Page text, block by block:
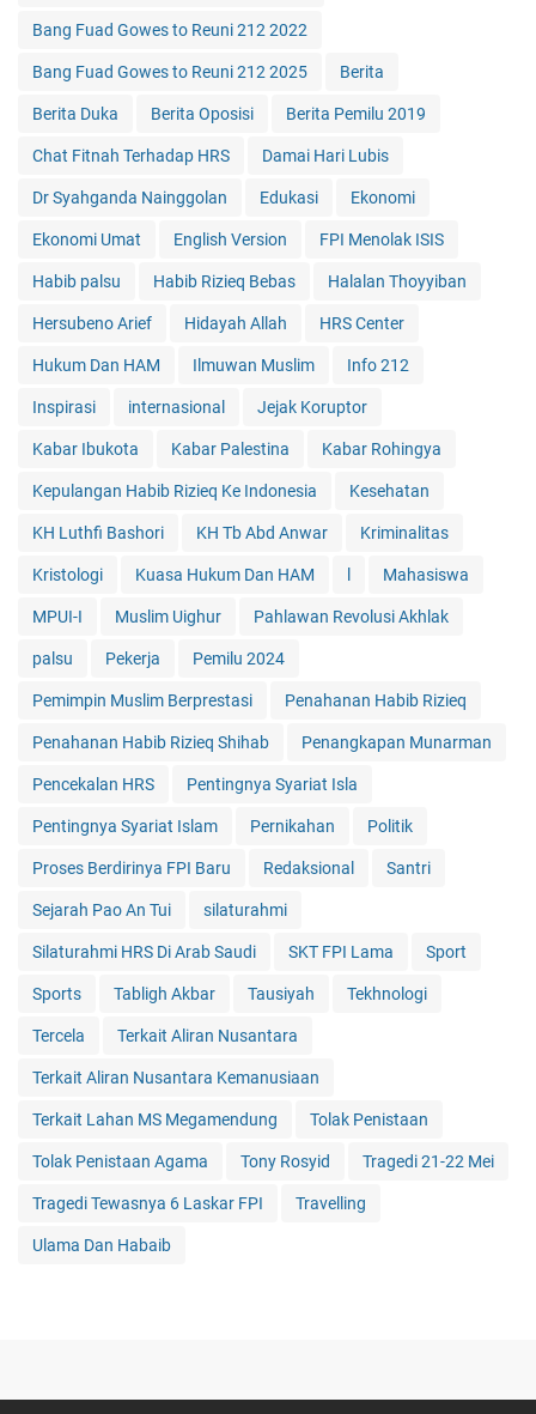
Bang Fuad Gowes to Reuni 212 2022
Bang Fuad Gowes to Reuni 212 2025 Berita
Berita Duka Berita Oposisi Berita Pemilu 2019
Chat Fitnah Terhadap HRS Damai Hari Lubis
Dr Syahganda Nainggolan Edukasi Ekonomi
Ekonomi Umat English Version FPI Menolak ISIS
Habib palsu Habib Rizieq Bebas Halalan Thoyyiban
Hersubeno Arief Hidayah Allah HRS Center
Hukum Dan HAM Ilmuwan Muslim Info 212
Inspirasi internasional Jejak Koruptor
Kabar Ibukota Kabar Palestina Kabar Rohingya
Kepulangan Habib Rizieq Ke Indonesia Kesehatan
KH Luthfi Bashori KH Tb Abd Anwar Kriminalitas
Kristologi Kuasa Hukum Dan HAM Mahasiswa
MPUI-I Muslim Uighur Pahlawan Revolusi Akhlak
palsu Pekerja Pemilu 2024
Pemimpin Muslim Berprestasi Penahanan Habib Rizieq
Penahanan Habib Rizieq Shihab Penangkapan Munarman
Pencekalan HRS Pentingnya Syariat Isla
Pentingnya Syariat Islam Pernikahan Politik
Proses Berdirinya FPI Baru Redaksional Santri
Sejarah Pao An Tui silaturahmi
Silaturahmi HRS Di Arab Saudi SKT FPI Lama Sport
Sports Tabligh Akbar Tausiyah Tekhnologi
Tercela Terkait Aliran Nusantara
Terkait Aliran Nusantara Kemanusiaan
Terkait Lahan MS Megamendung Tolak Penistaan
Tolak Penistaan Agama Tony Rosyid Tragedi 21-22 Mei
Tragedi Tewasnya 6 Laskar FPI Travelling
Ulama Dan Habaib